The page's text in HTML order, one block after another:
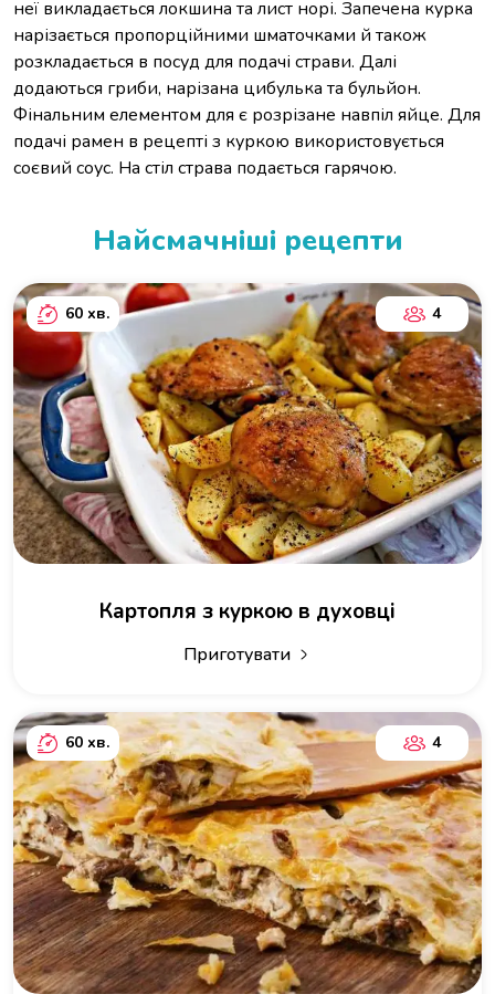
неї викладається локшина та лист норі. Запечена курка
нарізається пропорційними шматочками й також
розкладається в посуд для подачі страви. Далі
додаються гриби, нарізана цибулька та бульйон.
Фінальним елементом для є розрізане навпіл яйце. Для
подачі рамен в рецепті з куркою використовується
соєвий соус. На стіл страва подається гарячою.
Найсмачніші рецепти
60 хв. 4
Картопля з куркою в духовці
Приготувати
60 хв. 4